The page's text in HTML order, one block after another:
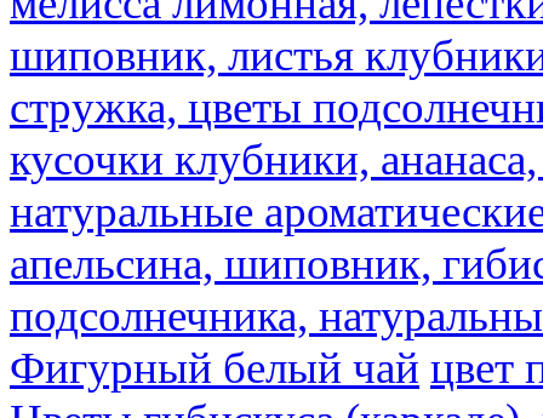
шиповник, листья
стружка, цветы
кусочки клубники,
натуральные
апельсина, шиповник,
подсолнечника,
Фигурный белый чай цвет